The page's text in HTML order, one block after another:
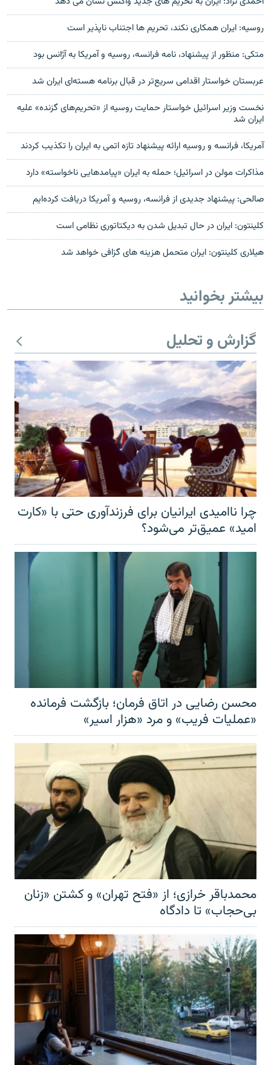
روسيه: ايران همکاری نکند، تحريم ها اجتناب ناپذیر است
متکی: منظور از پیشنهاد، نامه فرانسه، روسیه و آمریکا به آژانس بود
عربستان خواستار اقدامی سریع‌تر در قبال برنامه هسته‌ای ایران شد
نخست وزیر اسرائیل خواستار حمایت روسیه از «تحریم‌های گزنده» علیه
ایران شد
آمریکا، فرانسه و روسیه ارائه پیشنهاد تازه اتمی به ایران را تکذیب کردند
مذاکرات مولن در اسرائیل؛ حمله به ایران «پیامدهایی ناخواسته» دارد
صالحی: پیشنهاد جدیدی از فرانسه، روسیه و آمریکا دریافت کرده‌ایم
کلینتون: ایران در حال تبدیل شدن به دیکتاتوری نظامی است
هیلاری کلینتون: ایران متحمل هزینه های گزافی خواهد شد
بیشتر بخوانید
گزارش و تحلیل
چرا ناامیدی ایرانیان برای فرزندآوری حتی با «کارت
امید» عمیق‌تر‌ می‌شود؟
محسن رضایی در اتاق فرمان؛ بازگشت فرمانده
«عملیات فریب» و مرد «هزار اسیر»
محمدباقر خرازی؛ از «فتح تهران» و کشتن «زنان
بی‌حجاب» تا دادگاه